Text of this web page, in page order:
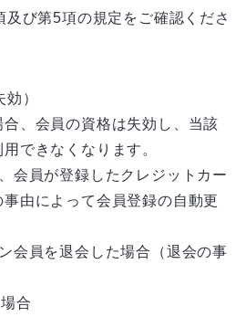
び第5項の規定をご確認くださ
）
、会員の資格は失効し、当該
できなくなります。
会員が登録したクレジットカー
事由によって会員登録の自動更
会員を退会した場合（退会の事
合